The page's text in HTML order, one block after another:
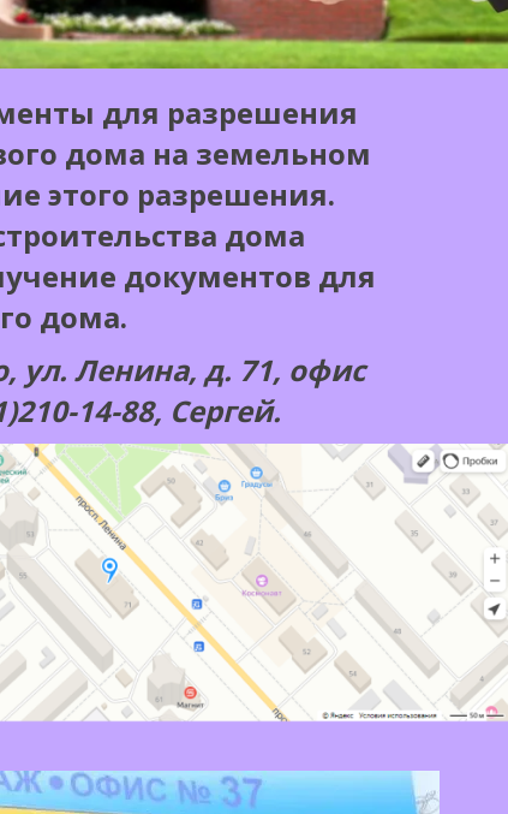
для разрешения
дома на земельном
этого разрешения.
дома
документов для
дома.
ул. Ленина, д. 71, офис
14-88, Сергей.